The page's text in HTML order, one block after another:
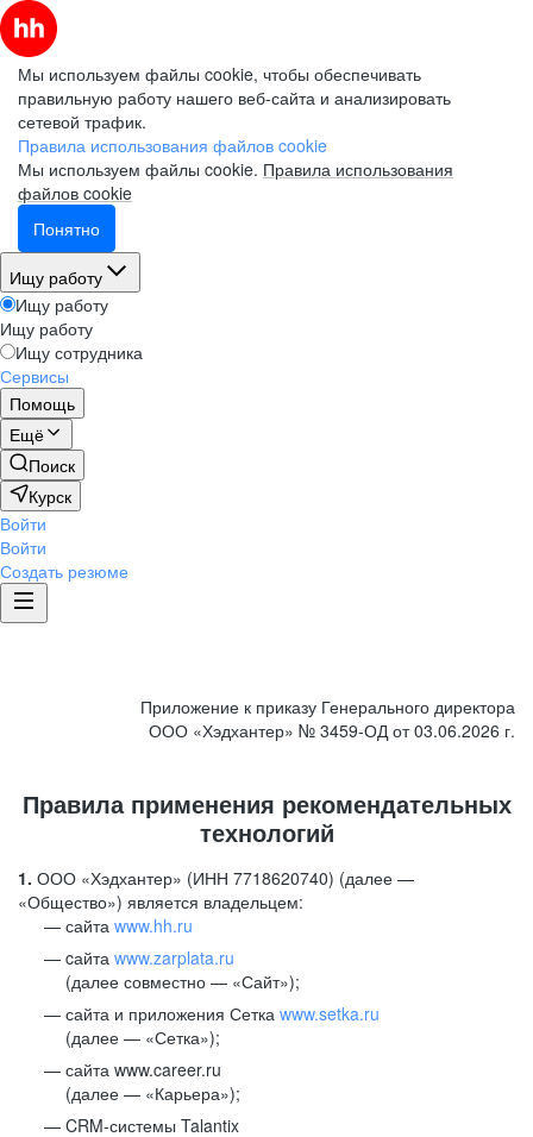
Мы используем файлы cookie, чтобы обеспечивать
правильную работу нашего веб-сайта и анализировать
сетевой трафик.
Правила использования файлов cookie
Мы используем файлы cookie. Правила использования
файлов cookie
Понятно
Ищу работу
Ищу работу
Ищу работу
Ищу сотрудника
Сервисы
Помощь
Ещё
Поиск
Курск
Войти
Войти
Создать резюме
Приложение к приказу Генерального директора
ООО «Хэдхантер» № 3459-ОД от 03.06.2026 г.
Правила применения рекомендательных
технологий
1. ООО «Хэдхантер» (ИНН 7718620740) (далее —
«Общество») является владельцем:
сайта www.hh.ru
cайта www.zarplata.ru
(далее совместно — «Сайт»);
сайта и приложения Сетка www.setka.ru
(далее — «Сетка»);
сайта www.career.ru
(далее — «Карьера»);
CRM-системы Talantix